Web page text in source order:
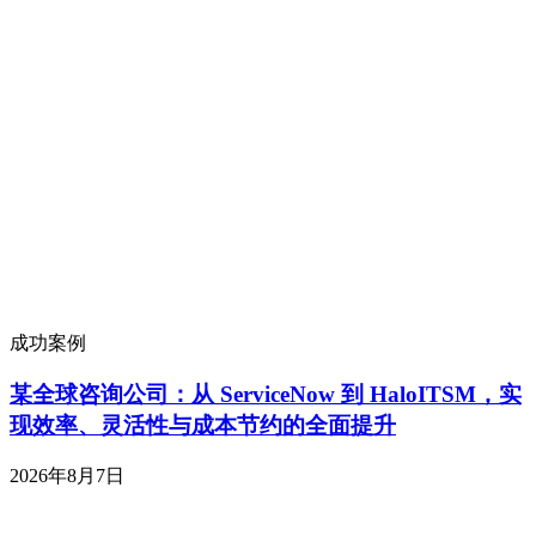
成功案例
某全球咨询公司：从 ServiceNow 到 HaloITSM，实
现效率、灵活性与成本节约的全面提升
2026年8月7日